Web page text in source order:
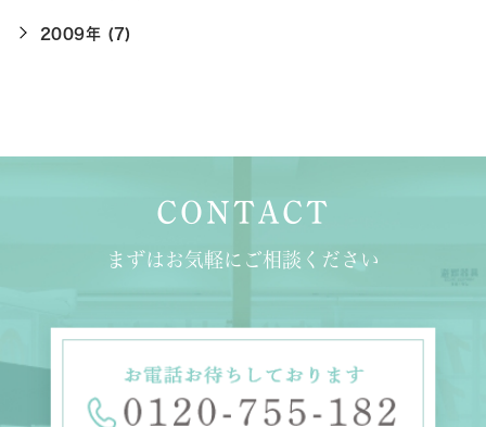
2009年 (7)
CONTACT
まずはお気軽にご相談ください